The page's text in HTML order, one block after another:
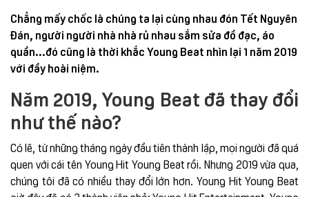
Chẳng mấy chốc là chúng ta lại cùng nhau đón Tết Nguyên
Đán, người người nhà nhà rủ nhau sắm sửa đồ đạc, áo
quần...đó cũng là thời khắc Young Beat nhìn lại 1 năm 2019
với đầy hoài niệm.
Năm 2019, Young Beat đã thay đổi
như thế nào?
Có lẽ, từ những tháng ngày đầu tiên thành lập, mọi người đã quá
quen với cái tên Young Hit Young Beat rồi. Nhưng 2019 vừa qua,
chúng tôi đã có nhiều thay đổi lớn hơn. Young Hit Young Beat